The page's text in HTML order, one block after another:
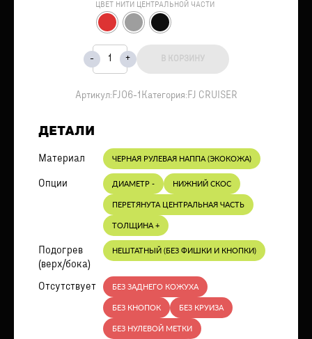
ЦВЕТ НИТИ ЦЕНТРАЛЬНОЙ ЧАСТИ
В КОРЗИНУ
Артикул: FJ06-1 Категория: FJ CRUISER
ДЕТАЛИ
Материал ЧЕРНАЯ РУЛЕВАЯ НАППА (ЭКОКОЖА)
Опции ДИАМЕТР - НИЖНИЙ СКОС
ПЕРЕТЯНУТА ЦЕНТРАЛЬНАЯ ЧАСТЬ
ТОЛЩИНА +
Подогрев
(верх/бока)
НЕШТАТНЫЙ (БЕЗ ФИШКИ И КНОПКИ)
Отсутствует БЕЗ ЗАДНЕГО КОЖУХА
БЕЗ КНОПОК БЕЗ КРУИЗА
БЕЗ НУЛЕВОЙ МЕТКИ